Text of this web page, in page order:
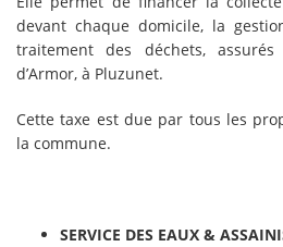
devant chaque domicile, la
traitement des déchets,
d’Armor, à Pluzunet.
Cette taxe est due par tous les
la commune.
SERVICE DES EAUX &